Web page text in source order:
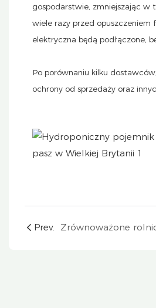
gospodarstwie, zmniejszając w
wiele razy przed
elektryczna będą podłączone,
Po porównaniu kilku
ochrony od sprzedaży oraz
Prev.